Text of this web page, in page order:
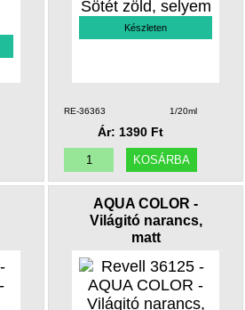
Készleten
RE-36363 1/20ml
Ár: 1390 Ft
AQUA COLOR -
Világitó narancs,
matt